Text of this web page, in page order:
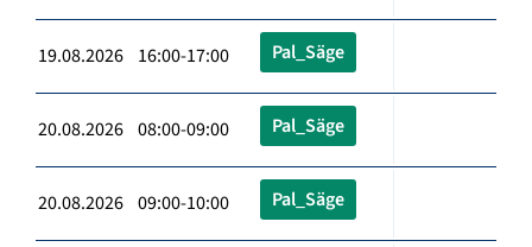
19.08.2026 16:00-17:00 Pal_Säge
20.08.2026 08:00-09:00 Pal_Säge
20.08.2026 09:00-10:00 Pal_Säge